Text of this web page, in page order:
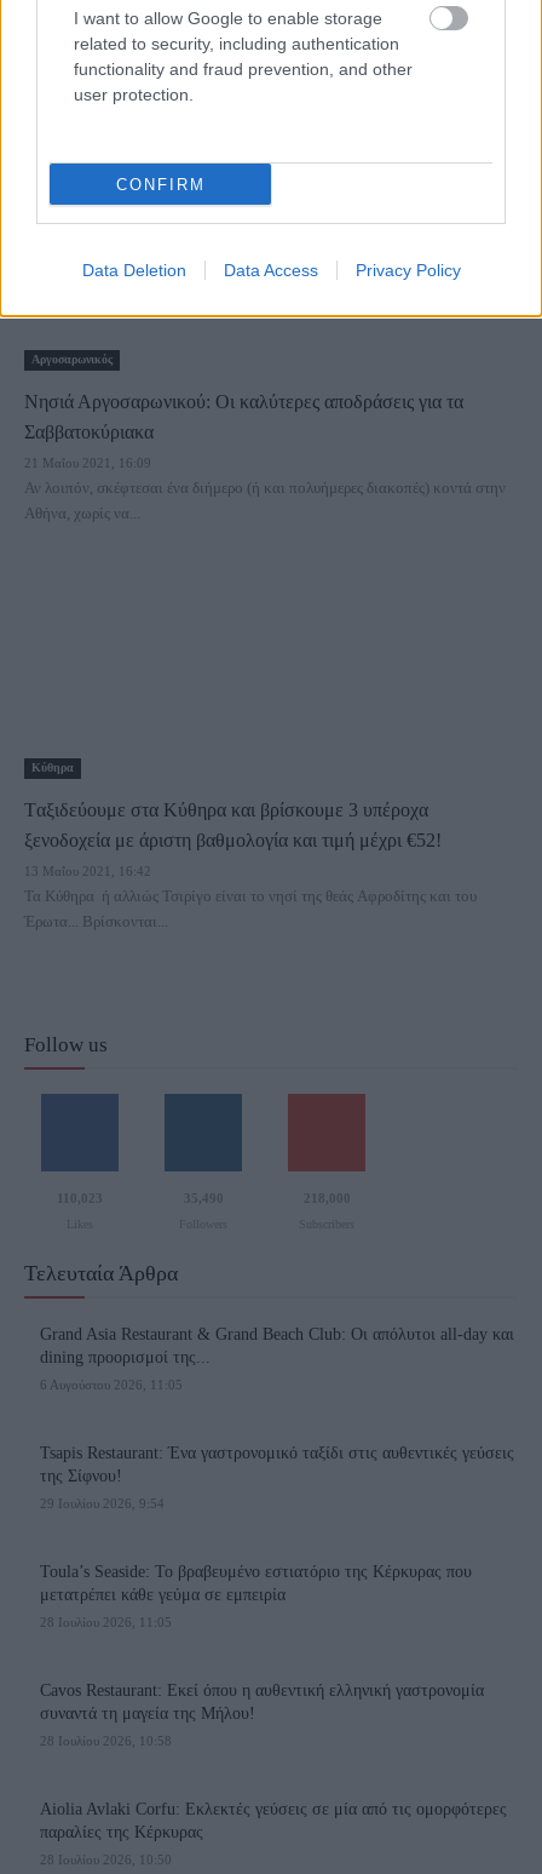
I want to allow Google to enable storage
related to security, including authentication
functionality and fraud prevention, and other
user protection.
CONFIRM
Data Deletion Data Access Privacy Policy
που βρίσκεται μόλις μια ώρα από την Αθήνα
29 Απριλίου 2022, 15:00
Αν σκέφτεστε να φύγετε το τριήμερο, ή ακόμα και μια μονοήμερη εκδρομή, η
Αίγινα...
Αργοσαρωνικός
Νησιά Αργοσαρωνικού: Οι καλύτερες αποδράσεις για τα
Σαββατοκύριακα
21 Μαΐου 2021, 16:09
Αν λοιπόν, σκέφτεσαι ένα διήμερο (ή και πολυήμερες διακοπές) κοντά στην
Αθήνα, χωρίς να...
Κύθηρα
Tαξιδεύουμε στα Κύθηρα και βρίσκουμε 3 υπέροχα
ξενοδοχεία με άριστη βαθμολογία και τιμή μέχρι €52!
13 Μαΐου 2021, 16:42
Τα Κύθηρα ή αλλιώς Τσιρίγο είναι το νησί της θεάς Αφροδίτης και του
Έρωτα... Βρίσκονται...
Follow us
110,023 35,490 218,000
Τελευταία Άρθρα
Grand Asia Restaurant & Grand Beach Club: Οι απόλυτοι all-day και
dining προορισμοί της...
6 Αυγούστου 2026, 11:05
Tsapis Restaurant: Ένα γαστρονομικό ταξίδι στις αυθεντικές γεύσεις
της Σίφνου!
29 Ιουλίου 2026, 9:54
Toula’s Seaside: Το βραβευμένο εστιατόριο της Κέρκυρας που
μετατρέπει κάθε γεύμα σε εμπειρία
28 Ιουλίου 2026, 11:05
Cavos Restaurant: Εκεί όπου η αυθεντική ελληνική γαστρονομία
συναντά τη μαγεία της Μήλου!
28 Ιουλίου 2026, 10:58
Aiolia Avlaki Corfu: Εκλεκτές γεύσεις σε μία από τις ομορφότερες
παραλίες της Κέρκυρας
28 Ιουλίου 2026, 10:50